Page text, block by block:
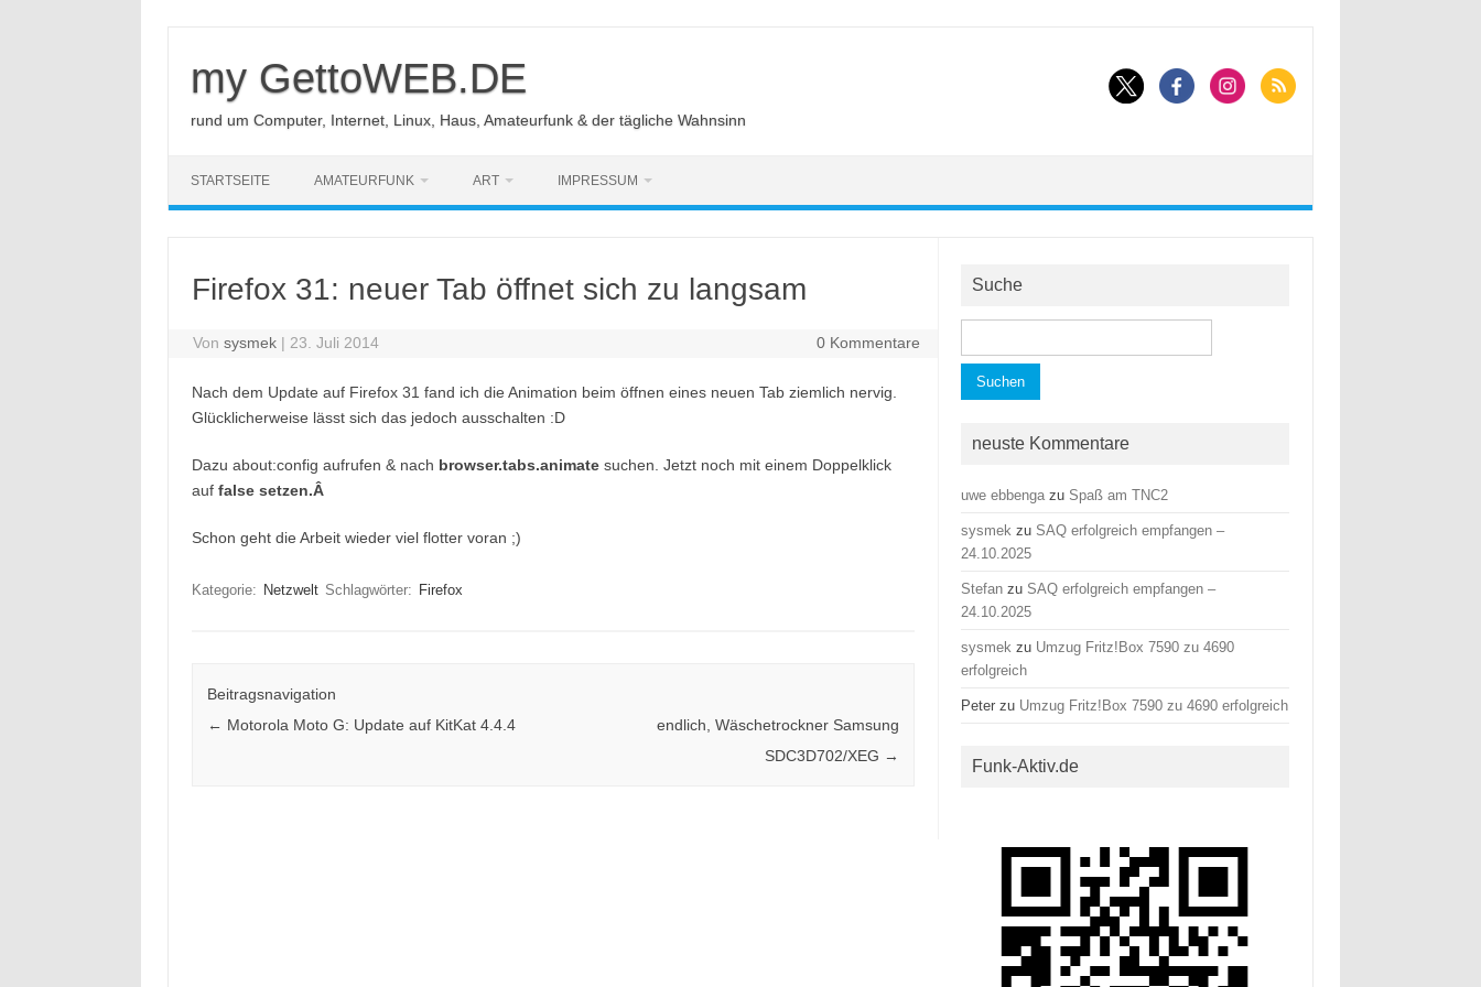
my GettoWEB.DE
rund um Computer, Internet, Linux, Haus, Amateurfunk & der tägliche Wahnsinn
STARTSEITE AMATEURFUNK ART IMPRESSUM
Firefox 31: neuer Tab öffnet sich zu langsam
Vonsysmek | 23. Juli 2014 0 Kommentare
Nach dem Update auf Firefox 31 fand ich die Animation beim öffnen eines neuen Tab ziemlich nervig.
Glücklicherweise lässt sich das jedoch ausschalten :D
Dazu about:config aufrufen & nach browser.tabs.animatesuchen. Jetzt noch mit einem Doppelklick
auf false setzen.Â
Schon geht die Arbeit wieder viel flotter voran ;)
Kategorie: Netzwelt Schlagwörter: Firefox
Beitragsnavigation
← Motorola Moto G: Update auf KitKat 4.4.4
endlich, Wäschetrockner Samsung
SDC3D702/XEG →
Suche
nach:
neuste Kommentare
uwe ebbenga zu Spaß am TNC2
sysmek zu SAQ erfolgreich empfangen –
24.10.2025
Stefan zu SAQ erfolgreich empfangen –
24.10.2025
sysmek zu Umzug Fritz!Box 7590 zu 4690
erfolgreich
Peter zu Umzug Fritz!Box 7590 zu 4690 erfolgreich
Funk-Aktiv.de